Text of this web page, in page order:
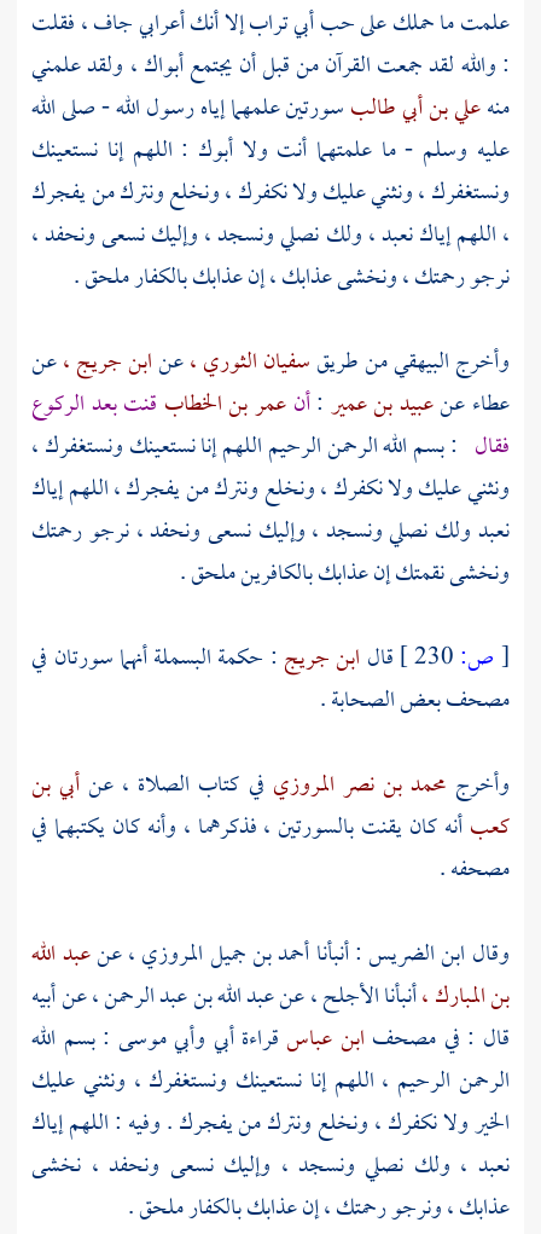
علمت ما حملك على حبأبي ترابإلا أنك أعرابي جاف ، فقلت
: والله لقد جمعت القرآن من قبل أن يجتمع أبواك ، ولقد علمني
منهعلي بن أبي طالبسورتين علمهما إياه رسول الله - صلى الله
عليه وسلم - ما علمتهما أنت ولا أبوك : اللهم إنا نستعينك
ونستغفرك ، ونثني عليك ولا نكفرك ، ونخلع ونترك من يفجرك
، اللهم إياك نعبد ، ولك نصلي ونسجد ، وإليك نسعى ونحفد ،
نرجو رحمتك ، ونخشى عذابك ، إن عذابك بالكفار ملحق .
وأخرجالبيهقيمن طريقسفيان الثوري ،عنابن جريج ،عن
عطاءعنعبيد بن عمير :أنعمر بن الخطاب قنت بعد الركوع
فقال : بسم الله الرحمن الرحيم اللهم إنا نستعينك ونستغفرك ،
ونثني عليك ولا نكفرك ، ونخلع ونترك من يفجرك ، اللهم إياك
نعبد ولك نصلي ونسجد ، وإليك نسعى ونحفد ، نرجو رحمتك
ونخشى نقمتك إن عذابك بالكافرين ملحق .
[ص: قال ابن جريج : حكمة البسملة أنهما سورتان في
مصحف بعض الصحابة .
وأخرج محمد بن نصر المروزي في كتاب الصلاة ، عنأبي بن
كعبأنه كان يقنت بالسورتين ، فذكرهما ، وأنه كان يكتبهما في
مصحفه .
وقال ابن الضريس: أنبأناأحمد بن جميل المروزي ،عنعبد الله
بن المبارك ،أنبأناالأجلح ،عنعبد الله بن عبد الرحمن ،عن أبيه
قال : في مصحف ابن عباسقراءةأبي وأبي موسى : بسم الله
الرحمن الرحيم ، اللهم إنا نستعينك ونستغفرك ، ونثني عليك
الخير ولا نكفرك ، ونخلع ونترك من يفجرك . وفيه : اللهم إياك
نعبد ، ولك نصلي ونسجد ، وإليك نسعى ونحفد ، نخشى
عذابك ، ونرجو رحمتك ، إن عذابك بالكفار ملحق .